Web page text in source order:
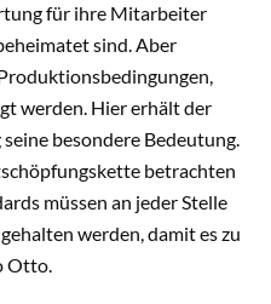
für ihre Mitarbeiter
sind. Aber
werden. Hier erhält der
besondere Bedeutung.
betrachten
müssen an jeder Stelle
werden, damit es zu
Otto.